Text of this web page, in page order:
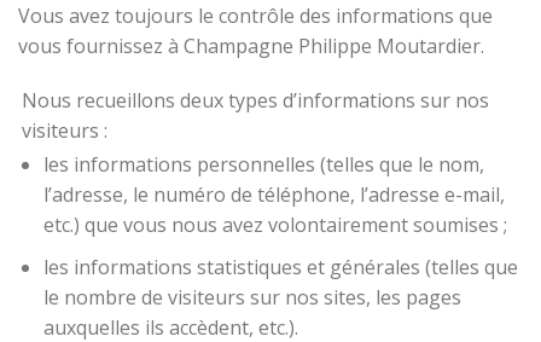
Vous avez toujours le contrôle des informations que
vous fournissez à Champagne Philippe Moutardier.
Nous recueillons deux types d’informations sur nos
visiteurs :
les informations personnelles (telles que le nom,
l’adresse, le numéro de téléphone, l’adresse e-mail,
etc.) que vous nous avez volontairement soumises ;
les informations statistiques et générales (telles que
le nombre de visiteurs sur nos sites, les pages
auxquelles ils accèdent, etc.).